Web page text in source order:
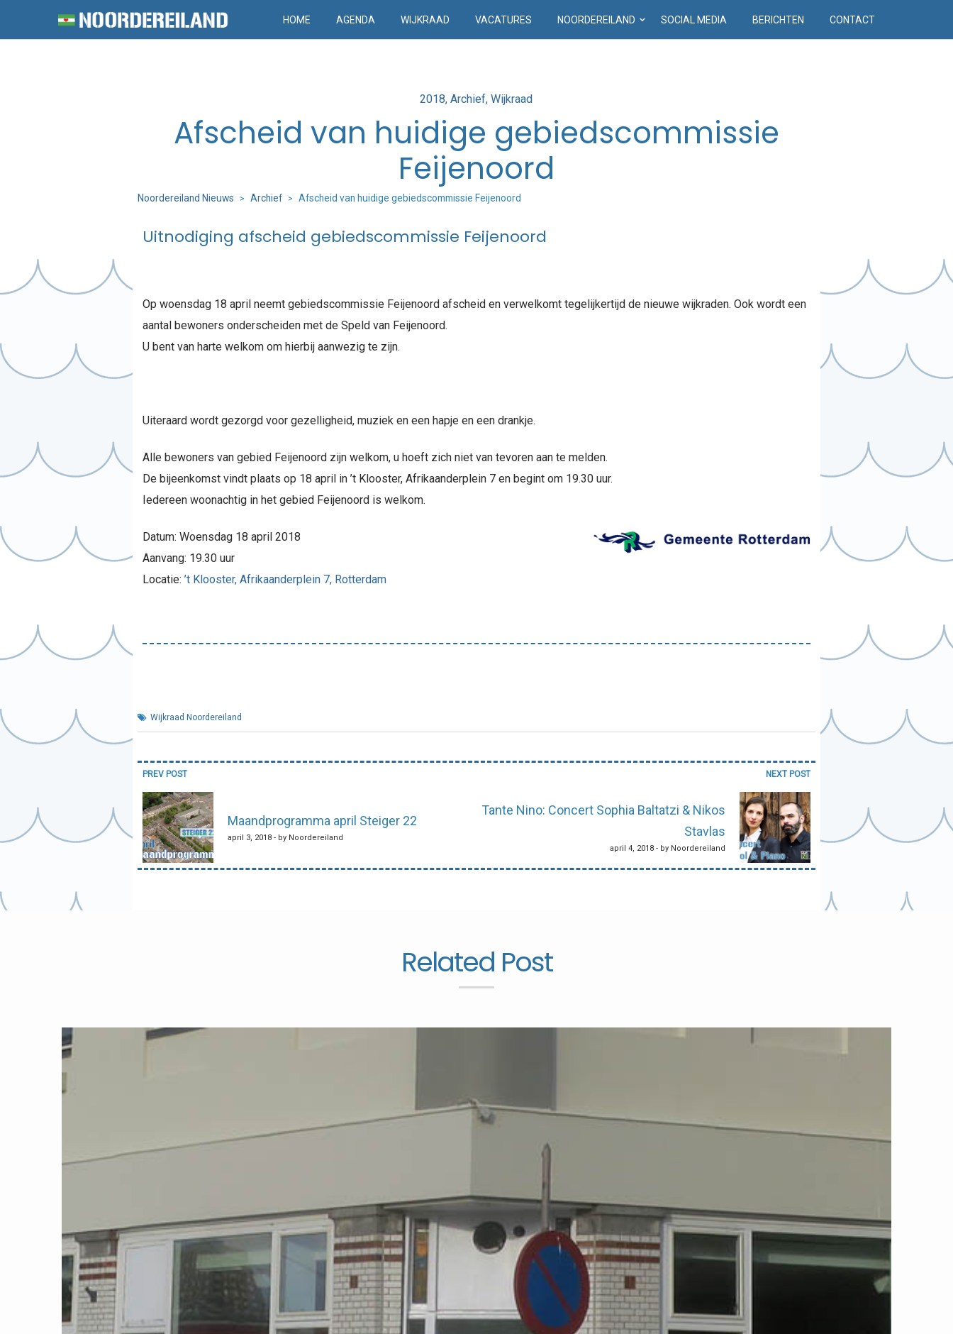
HOME AGENDA WIJKRAAD VACATURES NOORDEREILAND SOCIAL MEDIA BERICHTEN CONTACT
Posted
2018 Archief Wijkraad
Afscheid van huidige gebiedscommissie
Feijenoord
Noordereiland Nieuws > Archief > Afscheid van huidige gebiedscommissie Feijenoord
Uitnodiging afscheid gebiedscommissie Feijenoord
Op woensdag 18 april neemt gebiedscommissie Feijenoord afscheid en verwelkomt tegelijkertijd de nieuwe wijkraden. Ook wordt een
aantal bewoners onderscheiden met de Speld van Feijenoord.
U bent van harte welkom om hierbij aanwezig te zijn.
Uiteraard wordt gezorgd voor gezelligheid, muziek en een hapje en een drankje.
Alle bewoners van gebied Feijenoord zijn welkom, u hoeft zich niet van tevoren aan te melden.
De bijeenkomst vindt plaats op 18 april in ’t Klooster, Afrikaanderplein 7 en begint om 19.30 uur.
Iedereen woonachtig in het gebied Feijenoord is welkom.
Datum: Woensdag 18 april 2018
Aanvang: 19.30 uur
Locatie: ’t Klooster, Afrikaanderplein 7, Rotterdam
Wijkraad Noordereiland
Bericht
navigatie
PREV POST
Maandprogramma april Steiger 22
april 3, 2018 - by Noordereiland
NEXT POST
Tante Nino: Concert Sophia Baltatzi & Nikos
Stavlas
april 4, 2018 - by Noordereiland
Related Post